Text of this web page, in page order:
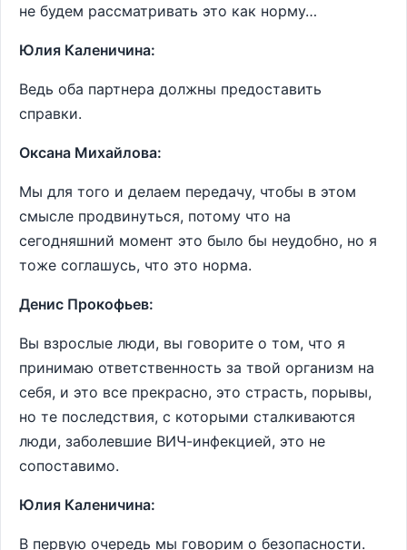
не будем рассматривать это как норму…
Юлия Каленичина:
Ведь оба партнера должны предоставить
справки.
Оксана Михайлова:
Мы для того и делаем передачу, чтобы в этом
смысле продвинуться, потому что на
сегодняшний момент это было бы неудобно, но я
тоже соглашусь, что это норма.
Денис Прокофьев:
Вы взрослые люди, вы говорите о том, что я
принимаю ответственность за твой организм на
себя, и это все прекрасно, это страсть, порывы,
но те последствия, с которыми сталкиваются
люди, заболевшие ВИЧ-инфекцией, это не
сопоставимо.
Юлия Каленичина:
В первую очередь мы говорим о безопасности.